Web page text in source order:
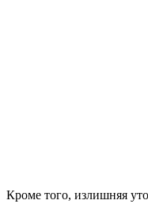
Кроме того, излишняя